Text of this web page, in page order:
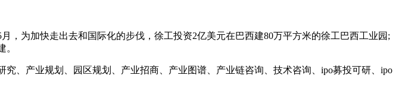
，为加快走出去和国际化的步伐，徐工投资2亿美元在巴西建80万平方米的徐工巴西工业园;
、产业规划、园区规划、产业招商、产业图谱、产业链咨询、技术咨询、ipo募投可研、ipo